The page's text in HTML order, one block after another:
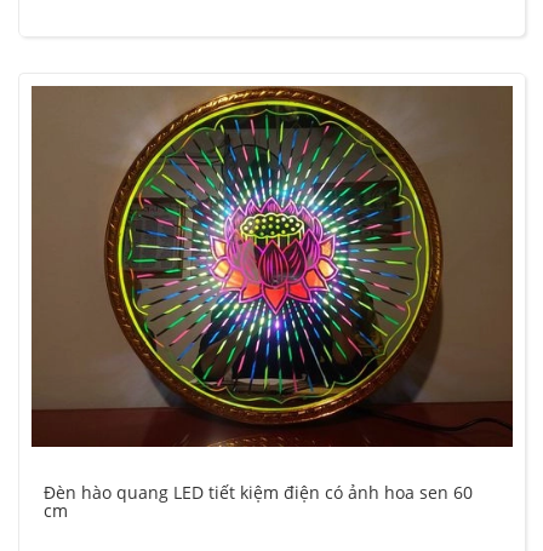
Đèn hào quang LED tiết kiệm điện có ảnh hoa sen 60
cm